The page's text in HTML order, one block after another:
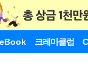
eBook 크레마클럽